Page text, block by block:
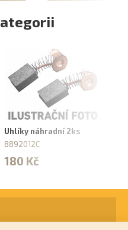
Uhlíky náhradní 2ks
8892012C
180 Kč